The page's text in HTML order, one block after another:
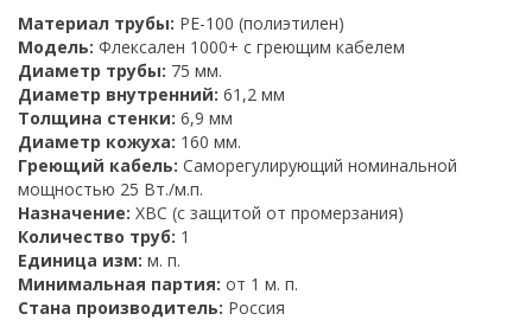
Материал трубы: PE-100 (полиэтилен)
Модель: Флексален 1000+ с греющим кабелем
Диаметр трубы: 75 мм.
Диаметр внутренний: 61,2 мм
Толщина стенки: 6,9 мм
Диаметр кожуха: 160 мм.
Греющий кабель: Саморегулирующий номинальной
мощностью 25 Вт./м.п.
Назначение: ХВС (с защитой от промерзания)
Количество труб: 1
Единица изм: м. п.
Минимальная партия: от 1 м. п.
Стана производитель: Россия